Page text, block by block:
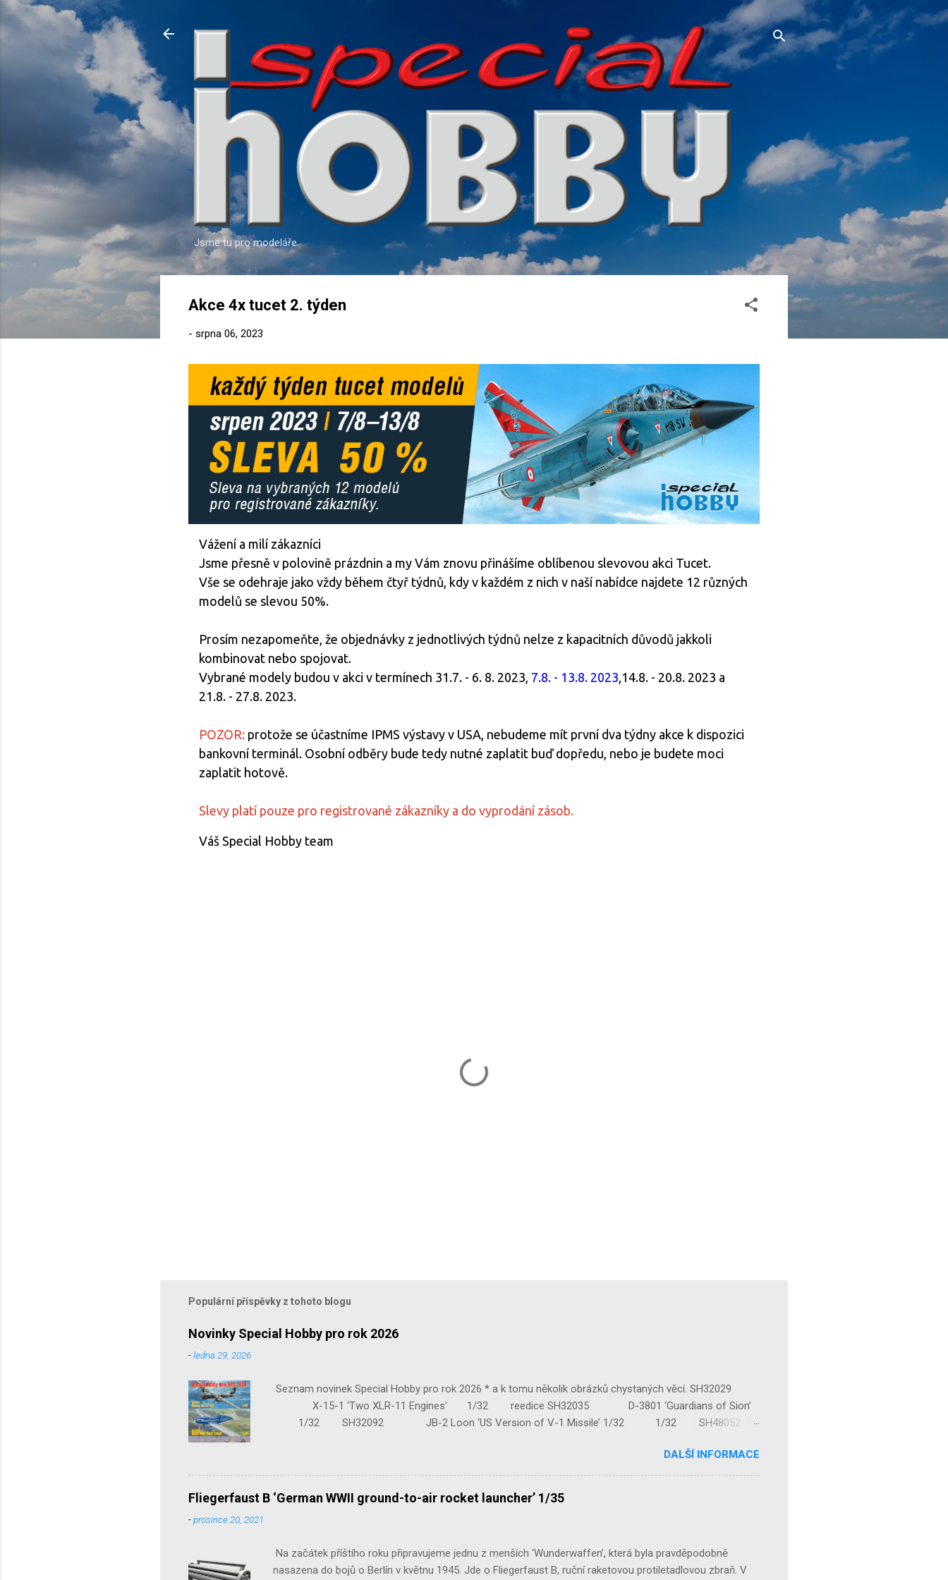
Jsme tu pro modeláře
Akce 4x tucet 2. týden
- srpna 06, 2023
Vážení a milí zákazníci
Jsme přesně v polovině prázdnin a my Vám znovu přinášíme oblíbenou slevovou akci Tucet.
Vše se odehraje jako vždy během čtyř týdnů, kdy v každém z nich v naší nabídce najdete 12 různých
modelů se slevou 50%.
Prosím nezapomeňte, že objednávky z jednotlivých týdnů nelze z kapacitních důvodů jakkoli
kombinovat nebo spojovat.
Vybrané modely budou v akci v termínech 31.7. - 6. 8. 2023, 7.8. - 13.8. 2023,14.8. - 20.8. 2023 a
21.8. - 27.8. 2023.
POZOR: protože se účastníme IPMS výstavy v USA, nebudeme mít první dva týdny akce k dispozici
bankovní terminál. Osobní odběry bude tedy nutné zaplatit buď dopředu, nebo je budete moci
zaplatit hotově.
Slevy platí pouze pro registrované zákazníky a do vyprodání zásob.
Váš Special Hobby team
Populární příspěvky z tohoto blogu
Novinky Special Hobby pro rok 2026
-ledna 29, 2026
Seznam novinek Special Hobby pro rok 2026 * a k tomu několik obrázků chystaných věcí. SH32029
X-15-1 ‘Two XLR-11 Engines’ 1/32 reedice SH32035 D-3801 ‘Guardians of Sion’
1/32 SH32092 JB-2 Loon ‘US Version of V-1 Missile’ 1/32 1/32 SH48052
DALŠÍ INFORMACE
Fliegerfaust B ‘German WWII ground-to-air rocket launcher’ 1/35
-prosince 20, 2021
Na začátek příštího roku připravujeme jednu z menších ‘Wunderwaffen’, která byla pravděpodobně
nasazena do bojů o Berlín v květnu 1945. Jde o Fliegerfaust B, ruční raketovou protiletadlovou zbraň. V